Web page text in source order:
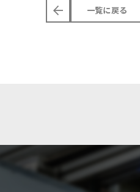
一覧に戻る